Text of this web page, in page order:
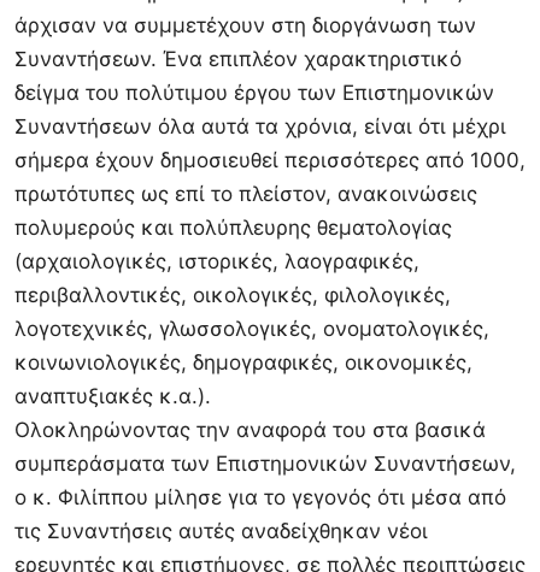
άρχισαν να συμμετέχουν στη διοργάνωση των
Συναντήσεων. Ένα επιπλέον χαρακτηριστικό
δείγμα του πολύτιμου έργου των Επιστημονικών
Συναντήσεων όλα αυτά τα χρόνια, είναι ότι μέχρι
σήμερα έχουν δημοσιευθεί περισσότερες από 1000,
πρωτότυπες ως επί το πλείστον, ανακοινώσεις
πολυμερούς και πολύπλευρης θεματολογίας
(αρχαιολογικές, ιστορικές, λαογραφικές,
περιβαλλοντικές, οικολογικές, φιλολογικές,
λογοτεχνικές, γλωσσολογικές, ονοματολογικές,
κοινωνιολογικές, δημογραφικές, οικονομικές,
αναπτυξιακές κ.α.).
Ολοκληρώνοντας την αναφορά του στα βασικά
συμπεράσματα των Επιστημονικών Συναντήσεων,
ο κ. Φιλίππου μίλησε για το γεγονός ότι μέσα από
τις Συναντήσεις αυτές αναδείχθηκαν νέοι
ερευνητές και επιστήμονες, σε πολλές περιπτώσεις